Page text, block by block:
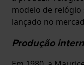
modelo de relógio
lançado no
Produção